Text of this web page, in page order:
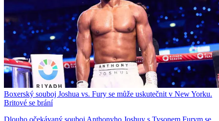
Boxerský souboj Joshua vs. Fury se může uskutečnit v New Yorku.
Britové se brání